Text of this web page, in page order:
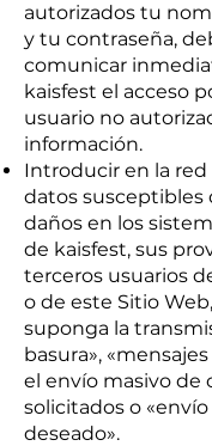
autorizados tu
y tu contraseña,
comunicar
kaisfest el acceso
usuario no
información.
Introducir en la
datos susceptibles
daños en los
de kaisfest, sus
terceros usuarios
o de este Sitio
suponga la
basura»,
el envío masivo de
solicitados o
deseado».